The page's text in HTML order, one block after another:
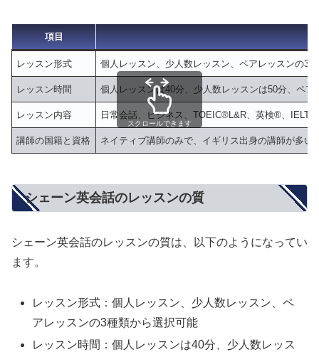
項目
レッスン形式 個人レッスン、少人数レッスン、ペアレッスンの3
レッスン時間 個人レッスンは40分、少人数レッスンは50分、ペア
レッスン内容 日常会話、ビジネス、TOEIC®L&R、英検®、
講師の国籍と資格 ネイティブ講師のみで、イギリス出身の講師が多
スクロールできます
シェーン英会話のレッスンの質
シェーン英会話のレッスンの質は、以下のようになってい
ます。
レッスン形式：個人レッスン、少人数レッスン、ペ
アレッスンの3種類から選択可能
レッスン時間：個人レッスンは40分、少人数レッス